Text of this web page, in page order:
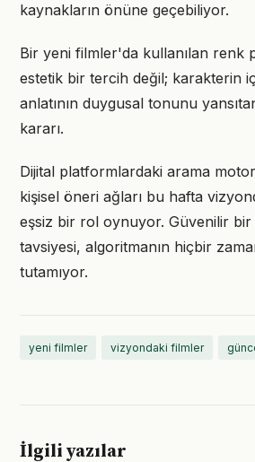
kaynakların önüne geçebiliyor.
Bir yeni filmler'da kullanılan renk
estetik bir tercih değil; karakterin iç
anlatının duygusal tonunu
kararı.
Dijital platformlardaki arama
kişisel öneri ağları bu hafta
eşsiz bir rol oynuyor. Güvenilir bir
tavsiyesi, algoritmanın hiçbir
tutamıyor.
yeni filmler vizyondaki filmler
İlgili yazılar